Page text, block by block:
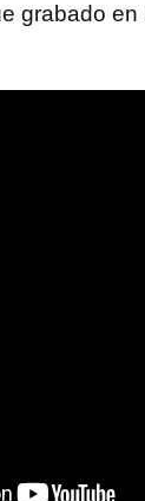
grabado en